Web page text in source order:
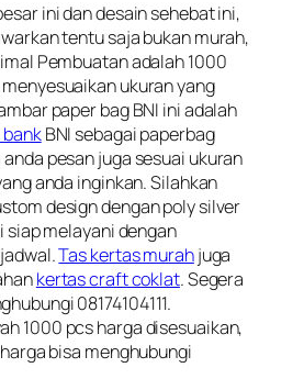
ini dan desain sehebat ini,
tentu saja bukan murah,
Pembuatan adalah 1000
ukuran yang
paper bag BNI ini adalah
BNI sebagai paperbag
pesan juga sesuai ukuran
anda inginkan. Silahkan
design dengan poly silver
siap melayani dengan
Tas kertas murahjuga
kertas craft coklat. Segera
08174104111.
1000 pcs harga disesuaikan,
bisa menghubungi